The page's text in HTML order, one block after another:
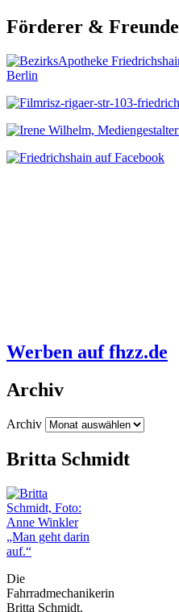
Förderer & Freunde
Werben auf fhzz.de
Archiv
Archiv
Britta Schmidt
„Man geht darin
auf.“
Die
Fahrradmechanikerin
Britta Schmidt.